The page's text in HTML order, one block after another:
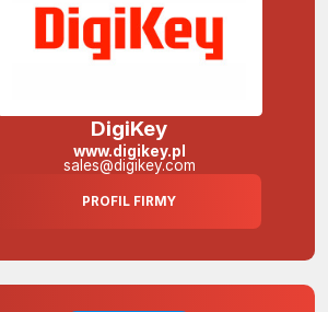
DigiKey
www.digikey.pl
sales@digikey.com
PROFIL FIRMY